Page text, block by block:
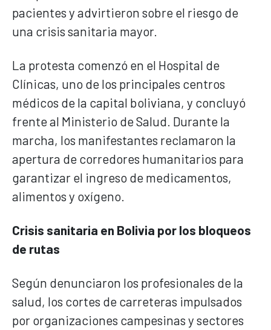
pacientes y advirtieron sobre el riesgo de
una crisis sanitaria mayor.
La protesta comenzó en el Hospital de
Clínicas, uno de los principales centros
médicos de la capital boliviana, y concluyó
frente al Ministerio de Salud. Durante la
marcha, los manifestantes reclamaron la
apertura de corredores humanitarios para
garantizar el ingreso de medicamentos,
alimentos y oxígeno.
Crisis sanitaria en Bolivia por los bloqueos
de rutas
Según denunciaron los profesionales de la
salud, los cortes de carreteras impulsados
por organizaciones campesinas y sectores